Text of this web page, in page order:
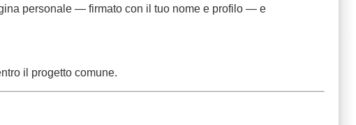
personale — firmato con il tuo nome e profilo — e
il progetto comune.